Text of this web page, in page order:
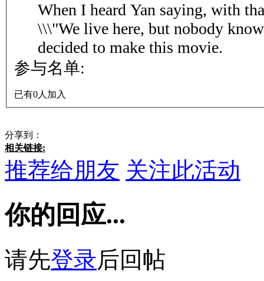
When I heard Yan saying, with
\\\"We live here, but nobody
decided to make this movie.
参与名单:
已有0人加入
分享到：
相关链接:
推荐给朋友 关注此活动
你的回应...
请先登录后回帖